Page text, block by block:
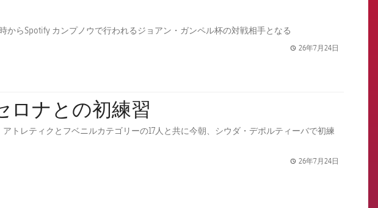
からSpotify カンプノウで行われるジョアン・ガンペル杯の対戦相手となる
26年7月24日
ロナとの初練習
トレティクとフベニルカテゴリーの17人と共に今朝、シウダ・デポルティーバで初練
26年7月24日